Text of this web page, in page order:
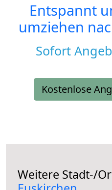
Entspannt
umziehen
Sofort
Kostenlose
Weitere Stadt-/